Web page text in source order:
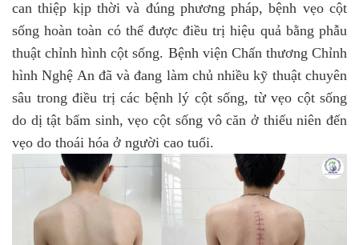
can thiệp kịp thời và đúng phương pháp, bệnh vẹo cột
sống hoàn toàn có thể được điều trị hiệu quả bằng phẫu
thuật chỉnh hình cột sống. Bệnh viện Chấn thương Chỉnh
hình Nghệ An đã và đang làm chủ nhiều kỹ thuật chuyên
sâu trong điều trị các bệnh lý cột sống, từ vẹo cột sống
do dị tật bẩm sinh, vẹo cột sống vô căn ở thiếu niên đến
vẹo do thoái hóa ở người cao tuổi.